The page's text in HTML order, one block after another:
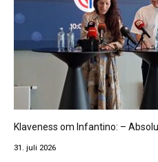
Klaveness om Infantino: –
31. juli 2026